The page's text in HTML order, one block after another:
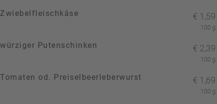
Zwiebelfleischkäse € 1,59
100 g
würziger Putenschinken € 2,39
100 g
Tomaten od. Preiselbeerleberwurst € 1,69
100 g